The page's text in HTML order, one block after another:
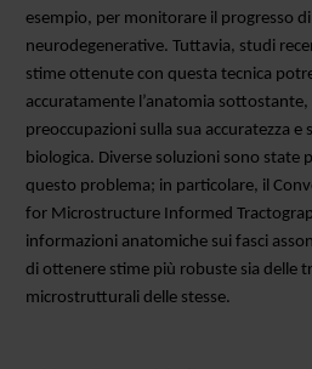
esempio, per monitorare il progresso
neurodegenerative. Tuttavia, studi
stime ottenute con questa tecnica
accuratamente l’anatomia sottostante,
preoccupazioni sulla sua accuratezza
biologica. Diverse soluzioni sono state
questo problema; in particolare, il
for Microstructure Informed
informazioni anatomiche sui fasci
di ottenere stime più robuste sia delle
microstrutturali delle stesse.